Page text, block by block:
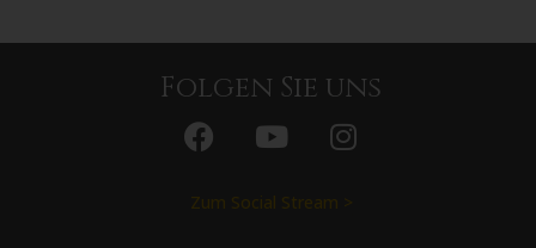
Folgen Sie uns
Zum Social Stream >